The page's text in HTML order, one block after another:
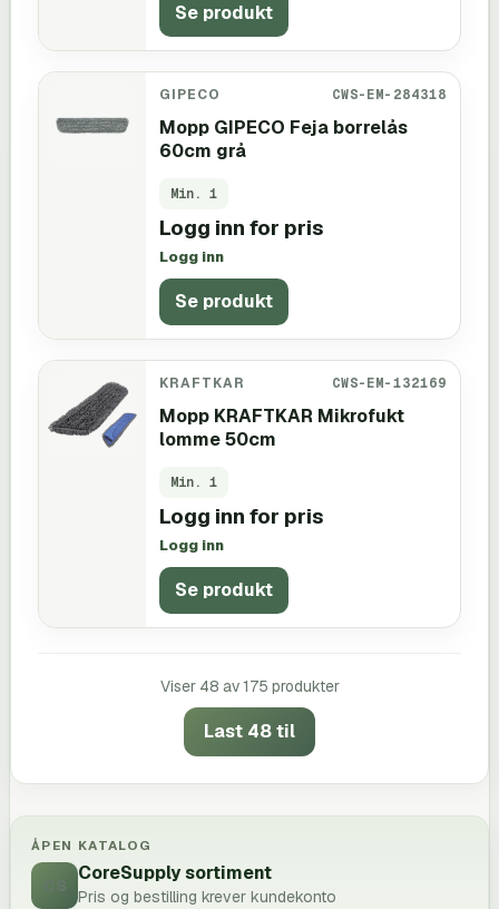
ÅPEN KATALOG
CoreSupply sortiment
Pris og bestilling krever kundekonto
Se produkt
GIPECO CWS-EM-284318
Mopp GIPECO Feja borrelås
60cm grå
Min. 1
Logg inn for pris
Logg inn
Se produkt
KRAFTKAR CWS-EM-132169
Mopp KRAFTKAR Mikrofukt
lomme 50cm
Min. 1
Logg inn for pris
Logg inn
Se produkt
Viser 48 av175 produkter
Last 48 til